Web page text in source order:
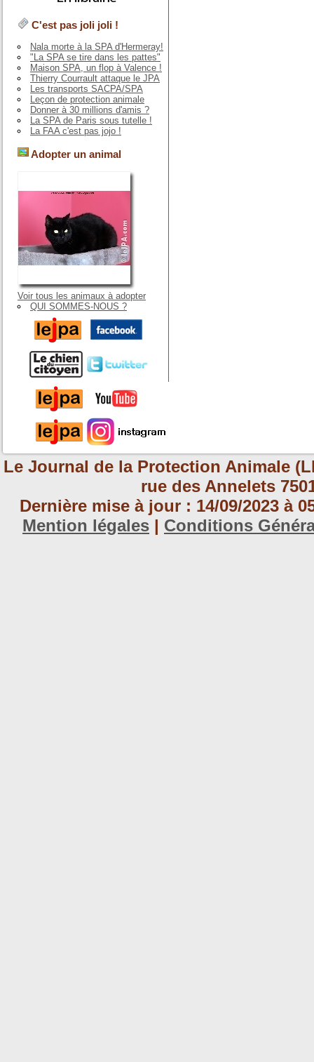
C'est pas joli joli !
Nala morte à la SPA d'Hermeray!
"La SPA se tire dans les pattes"
Maison SPA, un flop à Valence !
Thierry Courrault attaque le JPA
Les transports SACPA/SPA
Leçon de protection animale
Donner à 30 millions d'amis ?
La SPA de Paris sous tutelle !
La FAA c'est pas jojo !
Adopter un animal
Voir tous les animaux à adopter
QUI SOMMES-NOUS ?
Le Journal de la Protection Animale
rue des Annelets
Dernière mise à jour : 14/09/2023 à
Mention légales | Conditions